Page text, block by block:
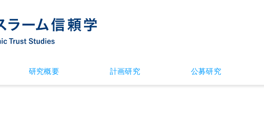
研究概要 計画研究 公募研究